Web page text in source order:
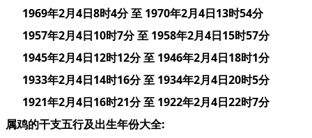
1969年2月4日8时4分 至 1970年2月4日13时54分
1957年2月4日10时7分 至 1958年2月4日15时57分
1945年2月4日12时12分 至 1946年2月4日18时1分
1933年2月4日14时16分 至 1934年2月4日20时5分
1921年2月4日16时21分 至 1922年2月4日22时7分
属鸡的干支五行及出生年份大全: